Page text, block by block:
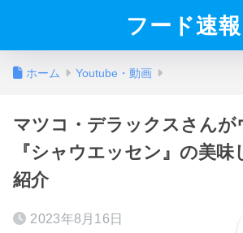
フード速報
ホーム Youtube・動画
マツコ・デラックスさんが
『シャウエッセン』の美味
紹介
2023年8月16日